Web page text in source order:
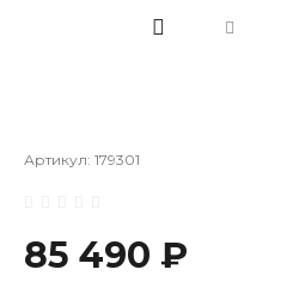
Артикул: 179301
85 490 ₽